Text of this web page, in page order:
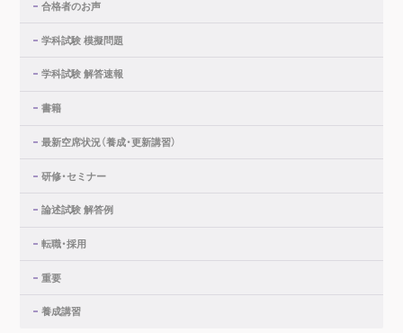
合格者のお声
学科試験 模擬問題
学科試験 解答速報
書籍
最新空席状況（養成・更新講習）
研修・セミナー
論述試験 解答例
転職・採用
重要
養成講習